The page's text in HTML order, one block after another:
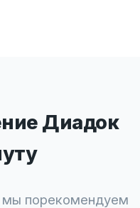
Диадок
порекомендуем